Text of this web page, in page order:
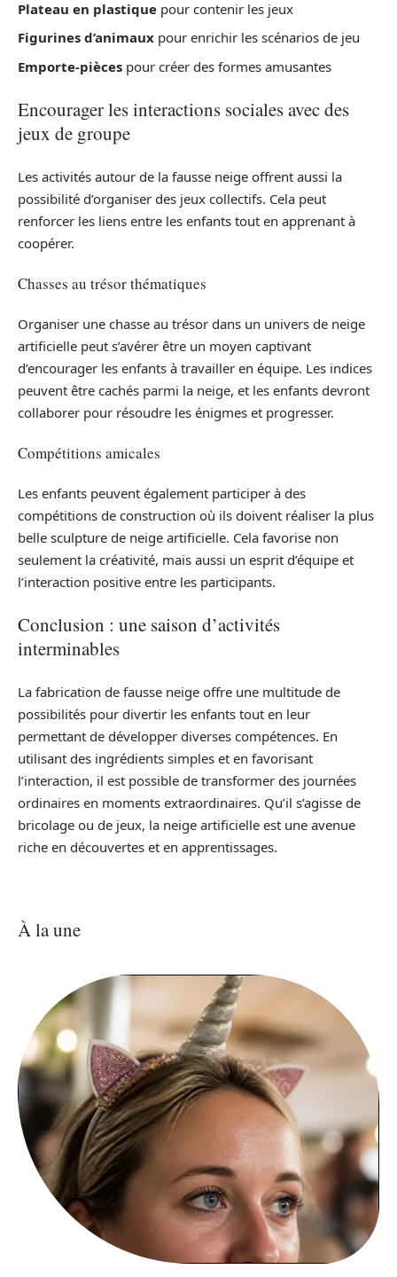
Plateau en plastique pour contenir les jeux
Figurines d’animaux pour enrichir les scénarios de jeu
Emporte-pièces pour créer des formes amusantes
Encourager les interactions sociales avec des
jeux de groupe
Les activités autour de la fausse neige offrent aussi la
possibilité d’organiser des jeux collectifs. Cela peut
renforcer les liens entre les enfants tout en apprenant à
coopérer.
Chasses au trésor thématiques
Organiser une chasse au trésor dans un univers de neige
artificielle peut s’avérer être un moyen captivant
d’encourager les enfants à travailler en équipe. Les indices
peuvent être cachés parmi la neige, et les enfants devront
collaborer pour résoudre les énigmes et progresser.
Compétitions amicales
Les enfants peuvent également participer à des
compétitions de construction où ils doivent réaliser la plus
belle sculpture de neige artificielle. Cela favorise non
seulement la créativité, mais aussi un esprit d’équipe et
l’interaction positive entre les participants.
Conclusion : une saison d’activités
interminables
La fabrication de fausse neige offre une multitude de
possibilités pour divertir les enfants tout en leur
permettant de développer diverses compétences. En
utilisant des ingrédients simples et en favorisant
l’interaction, il est possible de transformer des journées
ordinaires en moments extraordinaires. Qu’il s’agisse de
bricolage ou de jeux, la neige artificielle est une avenue
riche en découvertes et en apprentissages.
À la une